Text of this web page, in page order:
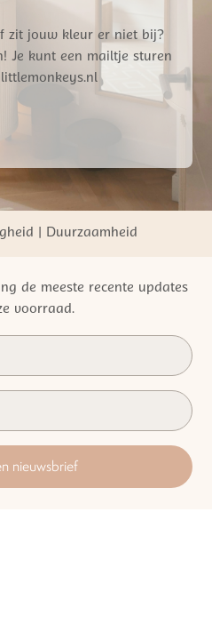
zit jouw kleur er niet bij?
Je kunt een mailtje sturen
vanaf €50,- NL
winkelervaring
| Duurzaamheid
de meeste recente updates
voorraad.
nieuwsbrief